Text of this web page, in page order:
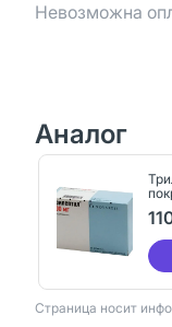
Невозможна
Аналог
50
Страница носит